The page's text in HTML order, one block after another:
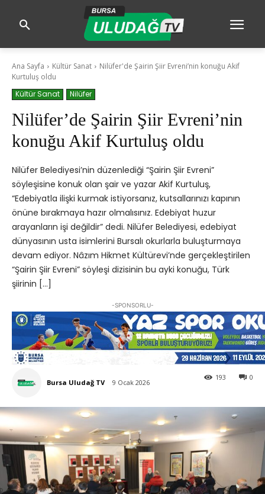
Ana Sayfa Kültür Sanat
Nilüfer'de Şairin Şiir Evreni’nin konuğu Akif
Kurtuluş oldu
Kültür Sanat
Nilüfer
Nilüfer’de Şairin Şiir Evreni’nin
konuğu Akif Kurtuluş oldu
Nilüfer Belediyesi’nin düzenlediği “Şairin Şiir Evreni”
söyleşisine konuk olan şair ve yazar Akif Kurtuluş,
“Edebiyatla ilişki kurmak istiyorsanız, kutsallarınızı kapının
önüne bırakmaya hazır olmalısınız. Edebiyat huzur
arayanların işi değildir” dedi. Nilüfer Belediyesi, edebiyat
dünyasının usta isimlerini Bursalı okurlarla buluşturmaya
devam ediyor. Nâzım Hikmet Kültürevi’nde gerçekleştirilen
“Şairin Şiir Evreni” söyleşi dizisinin bu ayki konuğu, Türk
şiirinin […]
-SPONSORLU-
Bursa Uludağ TV 9 Ocak 2026
0
193